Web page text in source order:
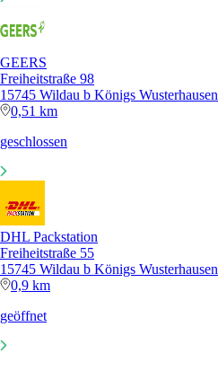
GEERS
Freiheitstraße 98
15745 Wildau b Königs Wusterhausen
0,51 km
geschlossen
DHL Packstation
Freiheitstraße 55
15745 Wildau b Königs Wusterhausen
0,9 km
geöffnet